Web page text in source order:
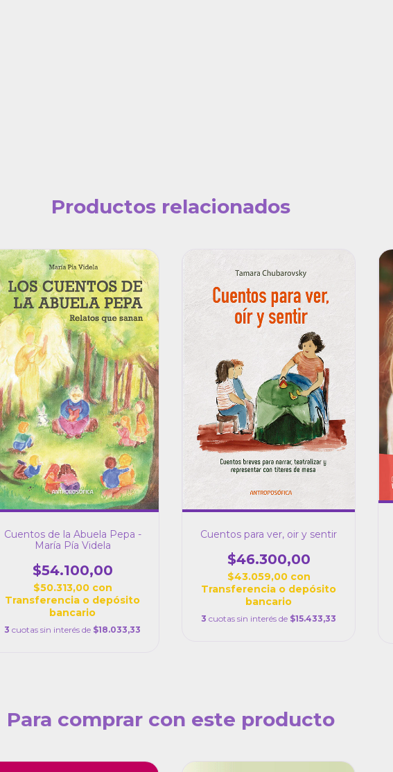
Productos relacionados
Cuentos de la Abuela Pepa -
María Pía Videla
$54.100,00
$50.313,00 con
Transferencia o depósito
bancario
3 cuotas sin interés de $18.033,33
Cuentos para ver, oir y sentir
$46.300,00
$43.059,00 con
Transferencia o depósito
bancario
3 cuotas sin interés de $15.433,33
Para comprar con este producto